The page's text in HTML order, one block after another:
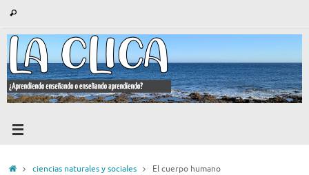
contenido
Buscar
Iniciociencias naturales y sociales El cuerpo humano